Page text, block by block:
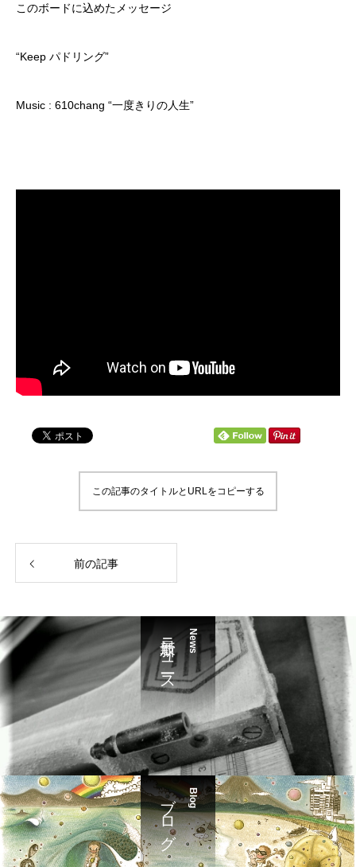
このボードに込めたメッセージ
“Keep パドリング”
Music : 610chang “一度きりの人生”
この記事のタイトルとURLをコピーする
前の記事
News
最新ニュース
Blog
ブログ